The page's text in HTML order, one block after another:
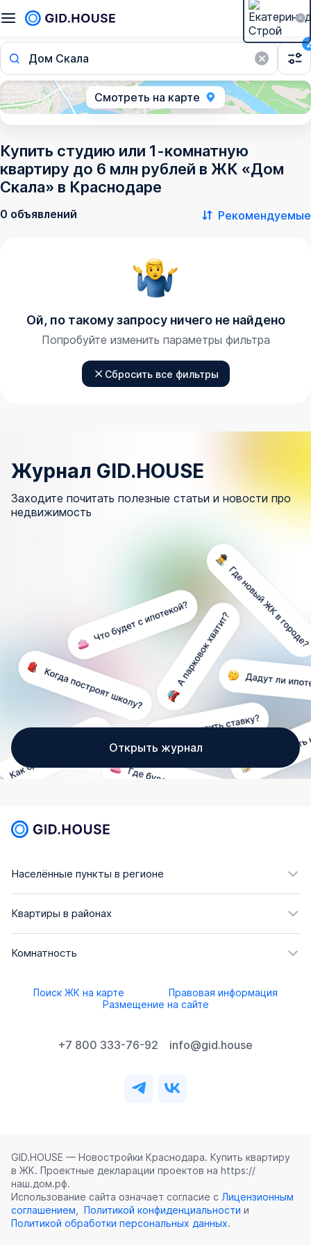
Дом Скала
2
Смотреть на карте
Купить студию или 1-комнатную
квартиру до 6 млн рублей в ЖК «Дом
Скала» в Краснодаре
0 объявлений Рекомендуемые
Ой, по такому запросу ничего не найдено
Попробуйте изменить параметры фильтра
Сбросить все фильтры
Журнал GID.HOUSE
Заходите почитать полезные статьи и новости про
недвижимость
Открыть журнал
Населённые пункты в регионе
Квартиры в районах
Комнатность
Поиск ЖК на карте
Правовая информация
Размещение на сайте
+7 800 333-76-92 info@gid.house
GID.HOUSE — Новостройки Краснодара. Купить квартиру
в ЖК. Проектные декларации проектов на https://
наш.дом.рф.
Использование сайта означает согласие с Лицензионным
соглашением
Политикой конфиденциальности и
Политикой обработки персональных данных.